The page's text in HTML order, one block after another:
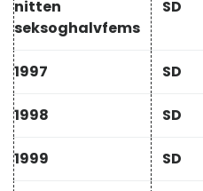
nitten
seksoghalvfems
SD
1997 SD
1998 SD
1999 SD